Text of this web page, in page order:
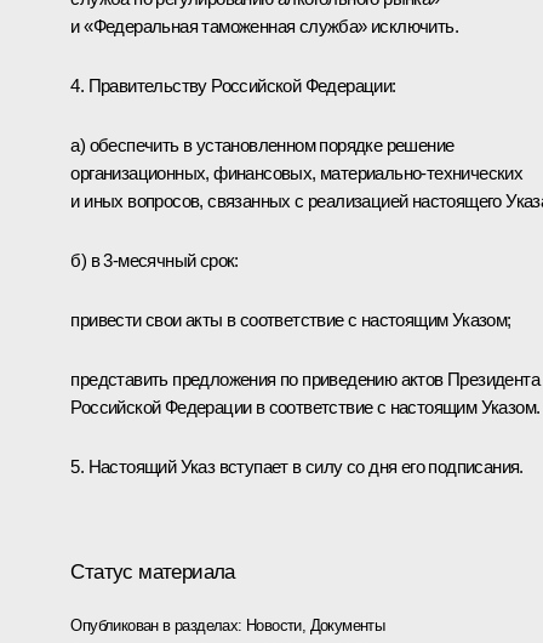
и «Федеральная таможенная служба» исключить.
4. Правительству Российской Федерации:
а) обеспечить в установленном порядке решение
организационных, финансовых, материально-технических
и иных вопросов, связанных с реализацией настоящего
б) в 3-месячный срок:
привести свои акты в соответствие с настоящим Указом;
представить предложения по приведению актов Президента
Российской Федерации в соответствие с настоящим Указом.
5. Настоящий Указ вступает в силу со дня его подписания.
Статус материала
Опубликован в разделах: Новости, Документы